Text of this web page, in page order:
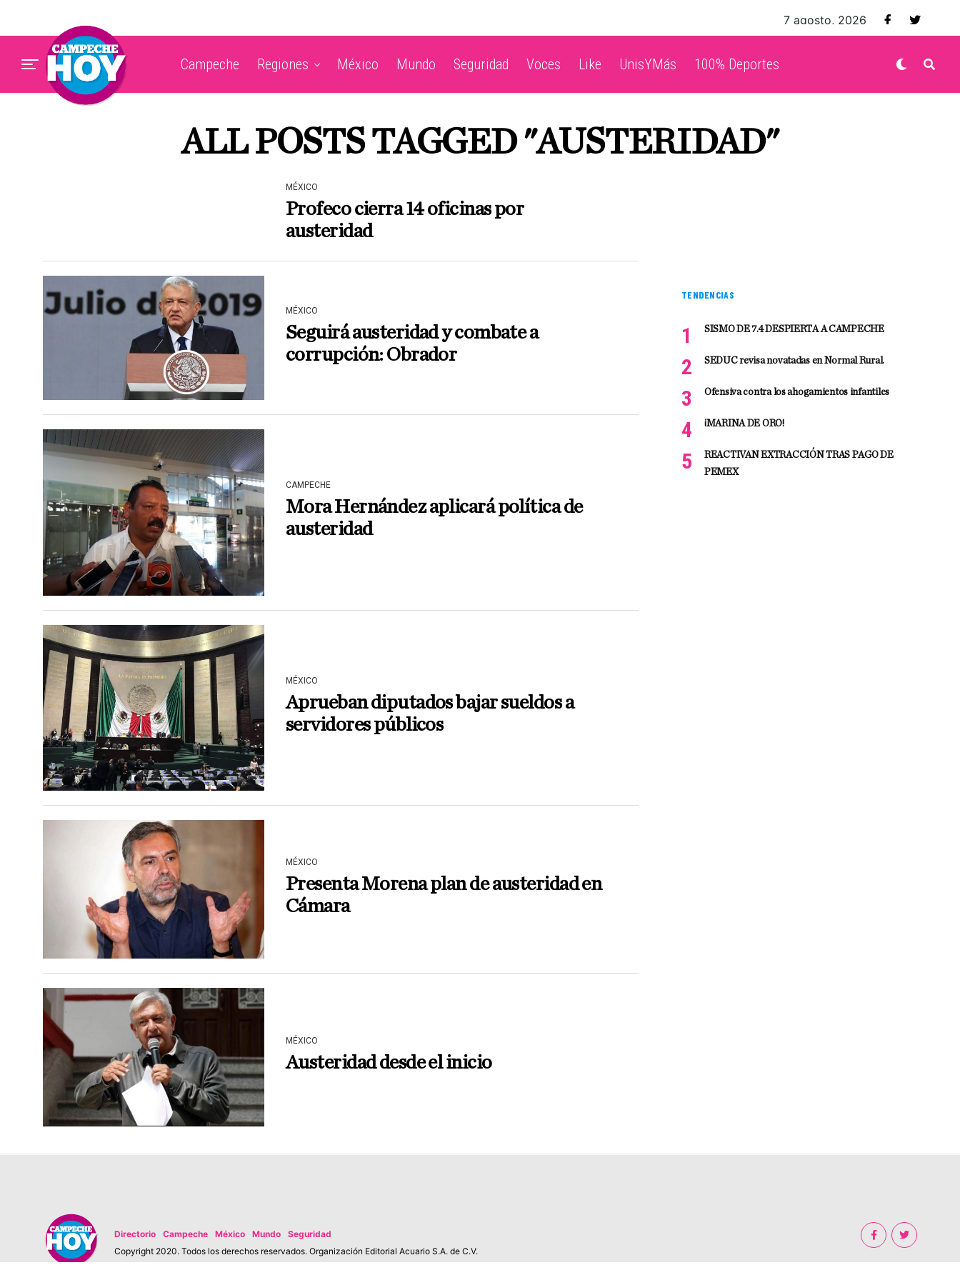
7 agosto, 2026
Campeche Regiones México Mundo Seguridad Voces Like UnisYMás 100% Deportes
ALL POSTS TAGGED "AUSTERIDAD"
MÉXICO
Profeco cierra 14 oficinas por
austeridad
MÉXICO
Seguirá austeridad y combate a
corrupción: Obrador
CAMPECHE
Mora Hernández aplicará política de
austeridad
MÉXICO
Aprueban diputados bajar sueldos a
servidores públicos
MÉXICO
Presenta Morena plan de austeridad en
Cámara
MÉXICO
Austeridad desde el inicio
TENDENCIAS
SISMO DE 7.4 DESPIERTA A CAMPECHE
SEDUC revisa novatadas en Normal Rural.
Ofensiva contra los ahogamientos infantiles
¡MARINA DE ORO!
REACTIVAN EXTRACCIÓN TRAS PAGO DE
PEMEX
Directorio Campeche México Mundo
Seguridad
Copyright 2020. Todos los derechos reservados. Organización Editorial Acuario S.A. de C.V.